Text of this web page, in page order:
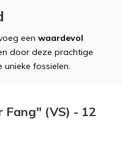
een waardevol
door deze prachtige
fossielen.
Fang" (VS) - 12